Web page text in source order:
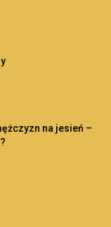
na jesień –